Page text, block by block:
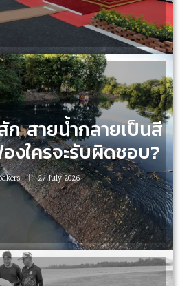
สายน้ำกลายเป็นสี
งใครจะรับผิดชอบ?
27 July 2026